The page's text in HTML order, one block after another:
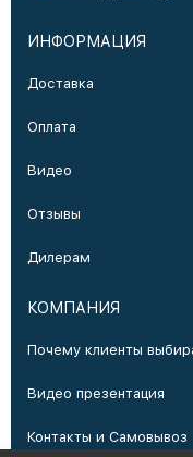
ИНФОРМАЦИЯ
Доставка
Оплата
Видео
Отзывы
Дилерам
КОМПАНИЯ
Почему клиенты
Видео презентация
Контакты и Самовывоз